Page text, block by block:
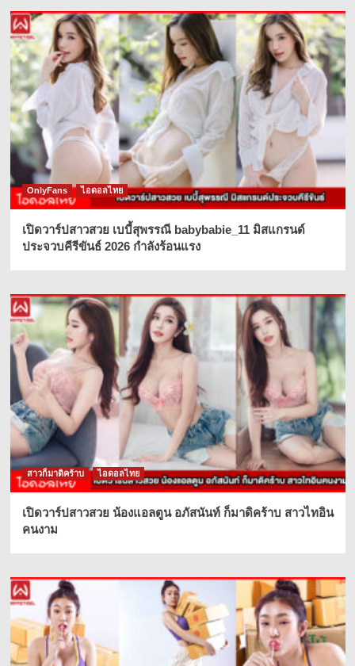
OnlyFans ไอดอลไทย
เปิดวาร์ปสาวสวย เบบี้สุพรรณี babybabie_11 มิสแกรนด์
ประจวบคีรีขันธ์ 2026 กำลังร้อนแรง
สาวก็มาดิคร้าบ ไอดอลไทย
เปิดวาร์ปสาวสวย น้องแอลตูน อภัสนันท์ ก็มาดิคร้าบ สาวไทอิน
คนงาม